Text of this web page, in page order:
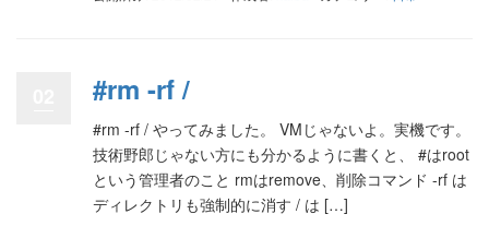
#rm -rf /
#rm -rf / やってみました。 VMじゃないよ。実機です。
技術野郎じゃない方にも分かるように書くと、 #はroot
という管理者のこと rmはremove、削除コマンド -rf は
ディレクトリも強制的に消す / は […]